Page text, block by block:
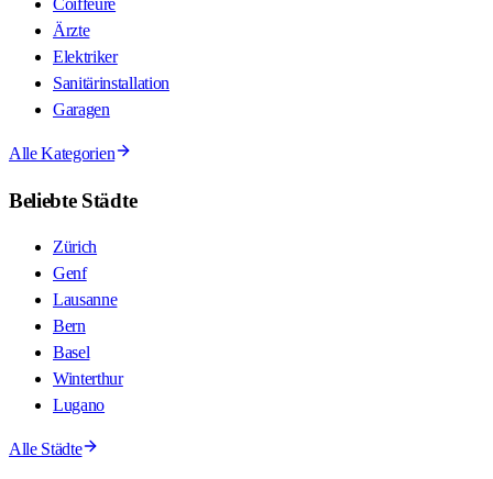
Coiffeure
Ärzte
Elektriker
Sanitärinstallation
Garagen
Alle Kategorien
Beliebte Städte
Zürich
Genf
Lausanne
Bern
Basel
Winterthur
Lugano
Alle Städte